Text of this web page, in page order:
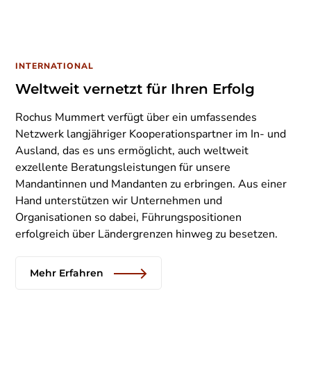
INTERNATIONAL
Weltweit vernetzt für Ihren Erfolg
Rochus Mummert verfügt über ein umfassendes
Netzwerk langjähriger Kooperationspartner im In- und
Ausland, das es uns ermöglicht, auch weltweit
exzellente Beratungsleistungen für unsere
Mandantinnen und Mandanten zu erbringen. Aus einer
Hand unterstützen wir Unternehmen und
Organisationen so dabei, Führungspositionen
erfolgreich über Ländergrenzen hinweg zu besetzen.
Mehr Erfahren